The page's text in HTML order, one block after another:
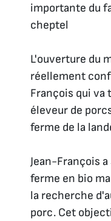
importante du
cheptel
L'ouverture du
réellement
François qui va
éleveur de
ferme de la
Jean-François
ferme en bio
la recherche
porc. Cet